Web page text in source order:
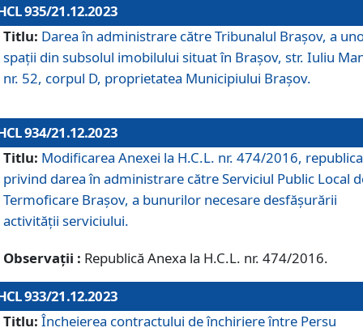
935/21.12.2023
Titlu: Darea în administrare către Tribunalul Brașov, a
spații din subsolul imobilului situat în Brașov, str. Iuliu
nr. 52, corpul D, proprietatea Municipiului Brașov.
934/21.12.2023
Titlu: Modificarea Anexei la H.C.L. nr. 474/2016,
privind darea în administrare către Serviciul Public Local
Termoficare Braşov, a bunurilor necesare desfăşurării
activităţii serviciului.
Observații : Republică Anexa la H.C.L. nr. 474/2016.
933/21.12.2023
Titlu: Încheierea contractului de închiriere între Persu